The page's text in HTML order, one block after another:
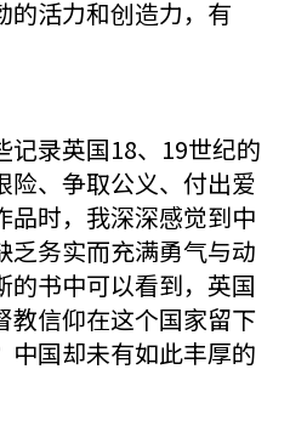
的活力和创造力，有
记录英国18、19世纪的
险、争取公义、付出爱
品时，我深深感觉到中
乏务实而充满勇气与动
的书中可以看到，英国
教信仰在这个国家留下
中国却未有如此丰厚的